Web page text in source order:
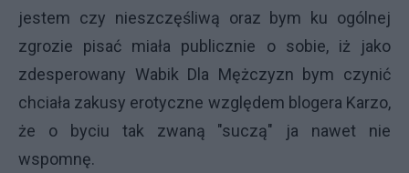
jestem czy nieszczęśliwą oraz bym ku ogólnej
zgrozie pisać miała publicznie o sobie, iż jako
zdesperowany Wabik Dla Mężczyzn bym czynić
chciała zakusy erotyczne względem blogera Karzo,
że o byciu tak zwaną "suczą" ja nawet nie
wspomnę.